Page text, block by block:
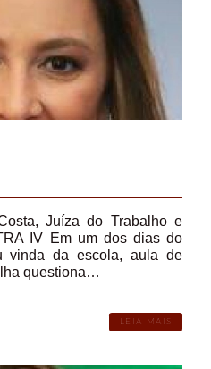
Juíza do Trabalho e
IV Em um dos dias do
vinda da escola, aula de
questiona…
LEIA MAIS